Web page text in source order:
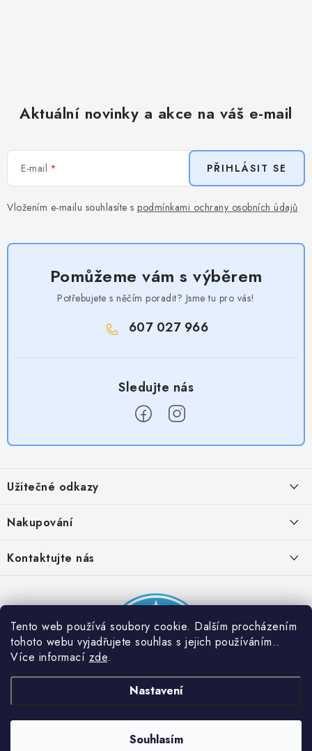
Tento web používá soubory cookie. Dalším procházením
tohoto webu vyjadřujete souhlas s jejich používáním..
Více informací zde.
Nastavení
Souhlasím
Aktuální novinky a akce na váš e-mail
E-mail
Vložením e-mailu souhlasíte s podmínkami ochrany osobních údajů
PŘIHLÁSIT SE
Pomůžeme vám s výběrem
Potřebujete s něčím poradit? Jsme tu pro vás!
607 027 966
p
a
Užitečné odkazy
Provizní systém
Partner stránek: Super plecháček
Nakupování
Podmínky akce 2 + 1 zdarma
Kontaktujte nás
Dobrý triko. Všechna práva vyhrazena.
ANO NE